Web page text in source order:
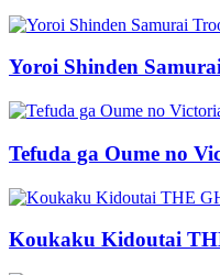
Yoroi Shinden
Tefuda ga Oume no
Koukaku Kidoutai